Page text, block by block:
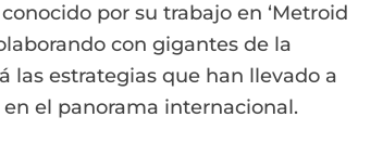
por su trabajo en ‘Metroid
con gigantes de la
las estrategias que han llevado a
el panorama internacional.